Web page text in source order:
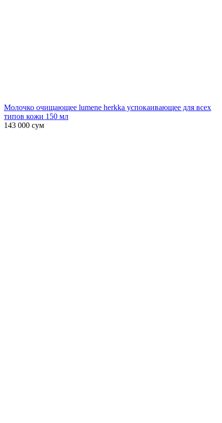
Молочко очищающее lumene herkka успокаивающее для всех
типов кожи 150 мл
143 000 сум